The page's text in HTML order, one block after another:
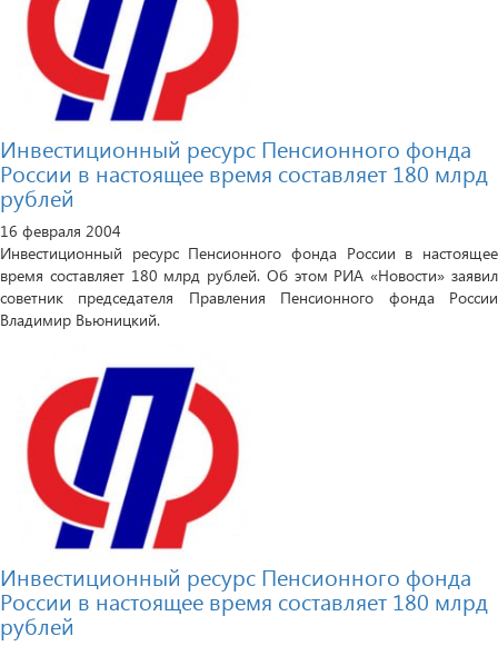
Инвестиционный ресурс Пенсионного фонда
России в настоящее время составляет 180 млрд
рублей
16 февраля 2004
Инвестиционный ресурс Пенсионного фонда России в настоящее
время составляет 180 млрд рублей. Об этом РИА «Новости» заявил
советник председателя Правления Пенсионного фонда России
Владимир Вьюницкий.
Инвестиционный ресурс Пенсионного фонда
России в настоящее время составляет 180 млрд
рублей